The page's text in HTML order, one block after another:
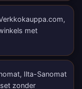
met
Ilta-Sanomat
zonder